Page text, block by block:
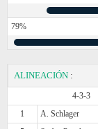
79%
ALINEACIÓN :
4-3-3
1
A. Schlager